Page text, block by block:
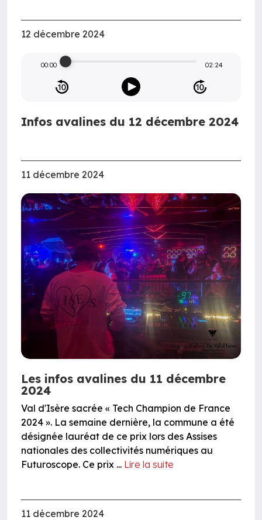
12 décembre 2024
00:00 02:24
Infos avalines du 12 décembre 2024
11 décembre 2024
Les infos avalines du 11 décembre
2024
Val d'Isère sacrée « Tech Champion de France
2024 ». La semaine dernière, la commune a été
désignée lauréat de ce prix lors des Assises
nationales des collectivités numériques au
Futuroscope. Ce prix ... Lire la suite
11 décembre 2024